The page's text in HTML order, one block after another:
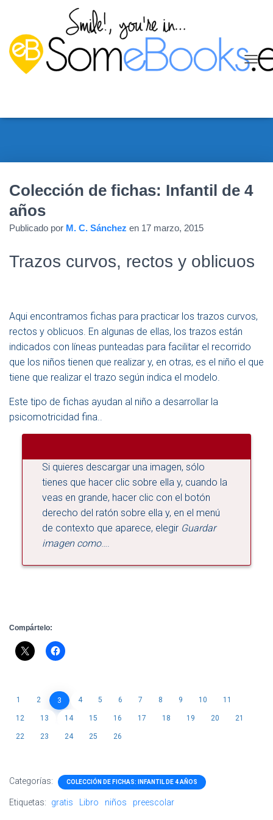
C
O
O
D
G
Colección de fichas: Infantil de 4
años
Publicado por M. C. Sánchez en 17 marzo, 2015
Trazos curvos, rectos y oblicuos
Aqui encontramos fichas para practicar los trazos curvos,
rectos y oblicuos. En algunas de ellas, los trazos están
indicados con líneas punteadas para facilitar el recorrido
que los niños tienen que realizar y, en otras, es el niño el que
tiene que realizar el trazo según indica el modelo.
Este tipo de fichas ayudan al niño a desarrollar la
psicomotricidad fina..
Si quieres descargar una imagen, sólo
tienes que hacer clic sobre ella y, cuando la
veas en grande, hacer clic con el botón
derecho del ratón sobre ella y, en el menú
de contexto que aparece, elegir Guardar
imagen como….
Compártelo:
1 2 3 4 5 6 7 8 9 10 11
12 13 14 15 16 17 18 19 20 21
22 23 24 25 26
Categorías: COLECCIÓN DE FICHAS: INFANTIL DE 4 AÑOS
Etiquetas: gratis Libro niños preescolar